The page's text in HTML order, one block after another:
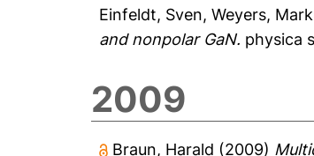
Einfeldt, Sven,Weyers,
and nonpolar GaN. physica
2009
Braun, Harald (2009)